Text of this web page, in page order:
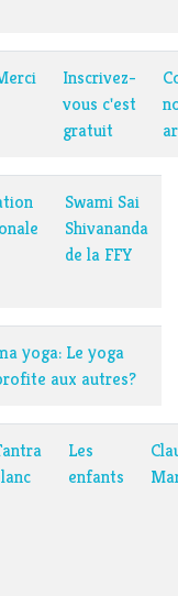
Inscrivez-
vous c'est
gratuit
Swami Sai
Shivananda
de la FFY
yoga: Le yoga
aux autres?
Les
enfants